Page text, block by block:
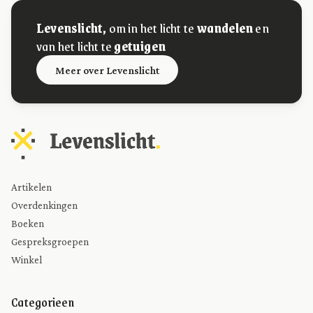
Levenslicht, om in het licht tewandelenen
van het licht tegetuigen
Meer over Levenslicht
Artikelen
Overdenkingen
Boeken
Gespreksgroepen
Winkel
Categorieen